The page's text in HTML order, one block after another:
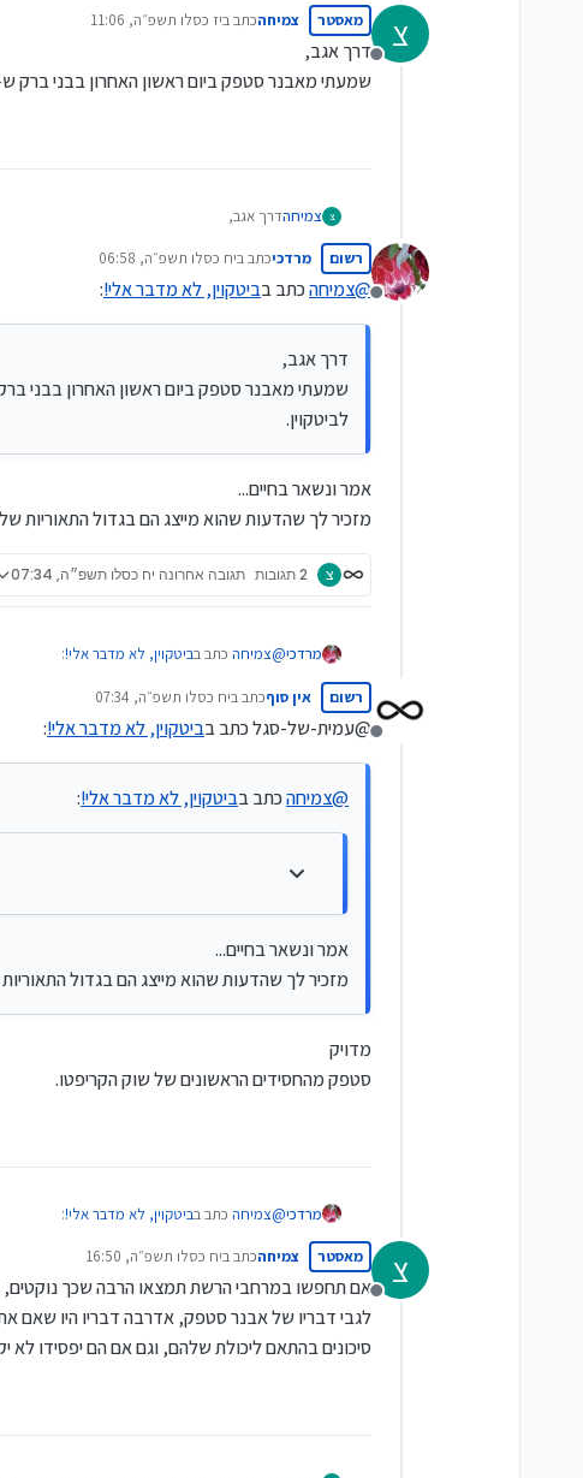
צ
מנותק
מאסטר צמיחהכתב ביז כסלו תשפ״ה, 11:06
נערך לאחרונה על ידי
דרך אגב,
שמעתי מאבנר סטפק ביום ראשון האחרון בבני ברק ש-5% מתיק ההשקעות כדאי בביטקוין, שמתוכו הוא נתן עדיפות של 3% לאיתריום ו-2%
צ צמיחהדרך אגב,
מנותק
רשום מרדכיכתב ביח כסלו תשפ״ה, 06:58
נערך לאחרונה על ידי
@צמיחהכתב בביטקוין, לא מדבר אלי!:
דרך אגב,
לביטקוין.
אמר ונשאר בחיים...
מזכיר לך שהדעות שהוא מייצג הם בגדול
צ 2 תגובות תגובה אחרונה יח כסלו תשפ״ה, 07:34
מרדכי@צמיחה כתב בביטקוין, לא מדבר אלי!:
דרך אגב,
שמעתי מאבנר סטפק ביום ראשון האחרון בבני ברק ש-5% מתיק ההשקעות כדאי בביטקוין, שמתוכו הוא נתן עדיפות של 3%
מזכיר לך שהדעות שהוא מייצג הם בגדול
מנותק
רשום אין סוףכתב ביח כסלו תשפ״ה, 07:34
נערך לאחרונה על ידי
@עמית-של-סגל כתב בביטקוין, לא מדבר אלי!:
@צמיחהכתב בביטקוין, לא מדבר אלי!:
אמר ונשאר בחיים...
מזכיר לך שהדעות שהוא מייצג הם בגדול
מדויק
סטפק מהחסידים הראשונים של שוק הקריפטו.
מרדכי@צמיחה כתב בביטקוין, לא מדבר אלי!:
דרך אגב,
שמעתי מאבנר סטפק ביום ראשון האחרון בבני ברק ש-5% מתיק ההשקעות כדאי בביטקוין, שמתוכו הוא נתן עדיפות של 3%
אמר ונשאר בחיים...
מזכיר לך שהדעות שהוא מייצג הם בגדול
צ
מנותק
מאסטר צמיחהכתב ביח כסלו תשפ״ה, 16:50
נערך לאחרונה על ידי
אם תחפשו במרחבי הרשת תמצאו הרבה שכך
לגבי דבריו של אבנר סטפק, אדרבה דבריו היו שאם
סיכונים בהתאם ליכולת שלהם, וגם אם הם יפסידו